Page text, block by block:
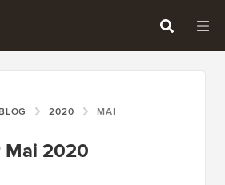
2020 MAI
2020